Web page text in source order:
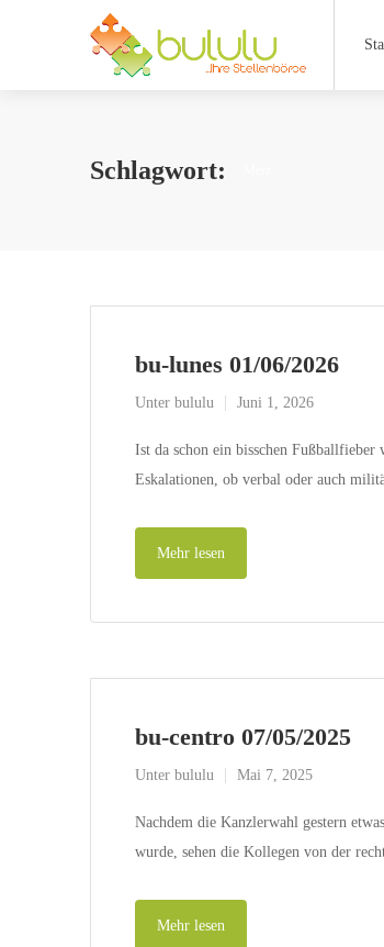
Schlagwort:
bu-lunes 01/06/2026
Unter bululu Juni 1, 2026
Ist da schon ein bisschen
Eskalationen, ob verbal oder auch
Mehr lesen
bu-centro 07/05/2025
Unter bululu Mai 7, 2025
Nachdem die Kanzlerwahl gestern
wurde, sehen die Kollegen von der
Mehr lesen